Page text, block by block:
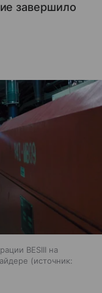
завершило
BESIII на
источник: